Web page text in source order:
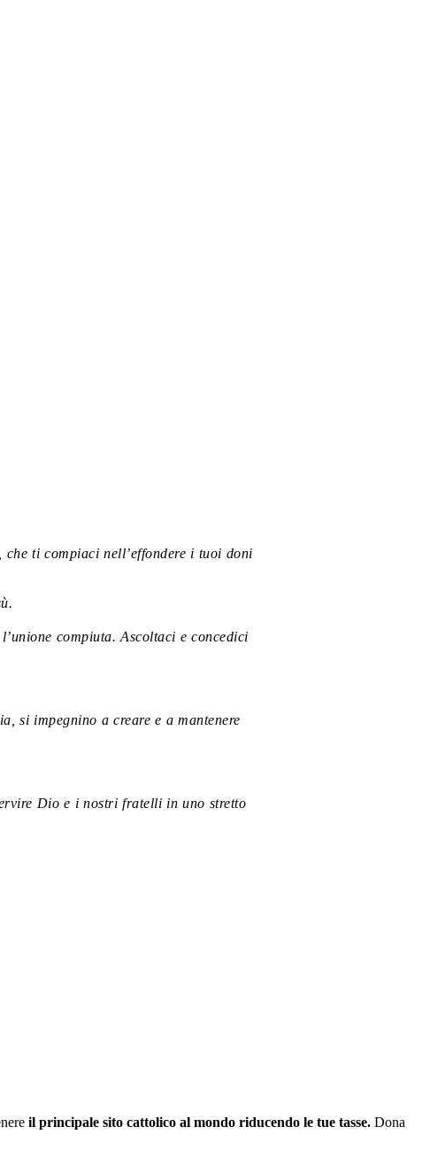
che ti compiaci nell’effondere i tuoi doni
compiuta. Ascoltaci e concedici
si impegnino a creare e a mantenere
Dio e i nostri fratelli in uno stretto
il principale sito cattolico al mondo riducendo le tue tasse. Dona